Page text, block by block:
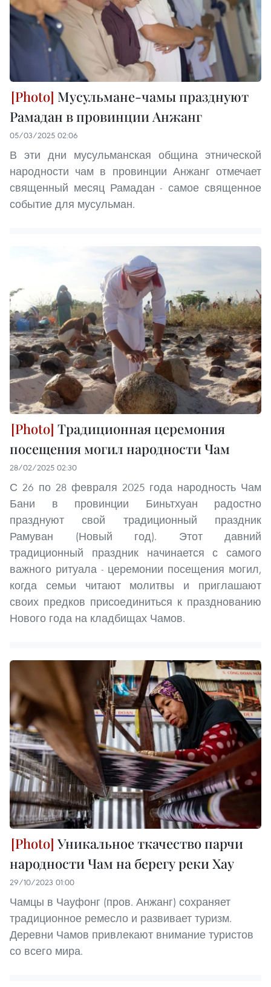
Мусульмане-чамы празднуют
Рамадан в провинции Анжанг
05/03/2025 02:06
В эти дни мусульманская община этнической
народности чам в провинции Анжанг отмечает
священный месяц Рамадан - самое священное
событие для мусульман.
Традиционная церемония
посещения могил народности Чам
28/02/2025 02:30
С 26 по 28 февраля 2025 года народность Чам
Бани в провинции Биньтхуан радостно
празднуют свой традиционный праздник
Рамуван (Новый год). Этот давний
традиционный праздник начинается с самого
важного ритуала - церемонии посещения могил,
когда семьи читают молитвы и приглашают
своих предков присоединиться к празднованию
Нового года на кладбищах Чамов.
Уникальное ткачество парчи
народности Чам на берегу реки Хау
29/10/2023 01:00
Чамцы в Чауфонг (пров. Анжанг) сохраняет
традиционное ремесло и развивает туризм.
Деревни Чамов привлекают внимание туристов
со всего мира.